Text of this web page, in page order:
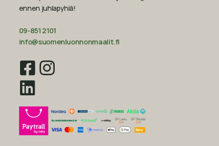
ennen juhlapyhiä!‍
09-851 2101
info@suomenluonnonmaalit.fi